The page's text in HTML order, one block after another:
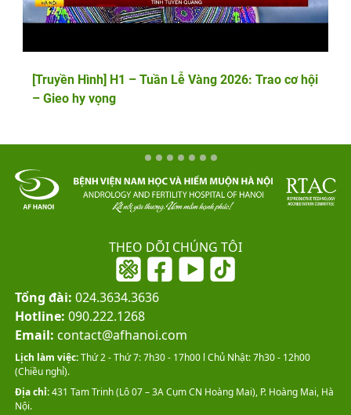
[Truyền Hình] H1 – Tuần Lễ Vàng 2026: Trao cơ hội
– Gieo hy vọng
THEO DÕI CHÚNG TÔI
Tổng đài: 024.3634.3636
Hotline: 090.222.1268
Email: contact@afhanoi.com
Lịch làm việc:Thứ 2 - Thứ 7: 7h30 - 17h00 l Chủ Nhật: 7h30 - 12h00
(Chiều nghỉ).
Địa chỉ:431 Tam Trinh (Lô 07 – 3A Cụm CN Hoàng Mai), P. Hoàng Mai, Hà
Nội.